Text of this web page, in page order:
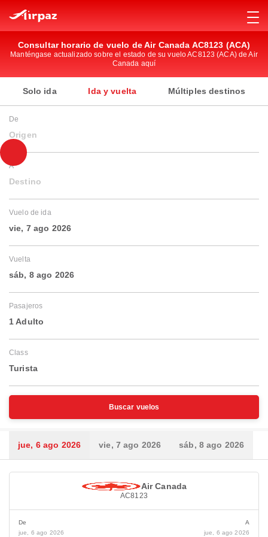
Consultar horario de vuelo de Air Canada AC8123 (ACA)
Manténgase actualizado sobre el estado de su vuelo AC8123 (ACA) de Air
Canada aquí
Solo ida Ida y vuelta Múltiples destinos
De
Origen
A
Destino
Vuelo de ida
vie, 7 ago 2026
Vuelta
sáb, 8 ago 2026
Pasajeros
1 Adulto
Class
Turista
Buscar vuelos
jue, 6 ago 2026 vie, 7 ago 2026 sáb, 8 ago 2026
Air Canada
AC8123
De
jue, 6 ago 2026
A
jue, 6 ago 2026